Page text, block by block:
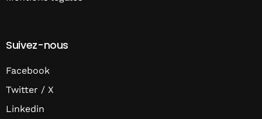
Suivez-nous
Facebook
Twitter / X
Linkedin